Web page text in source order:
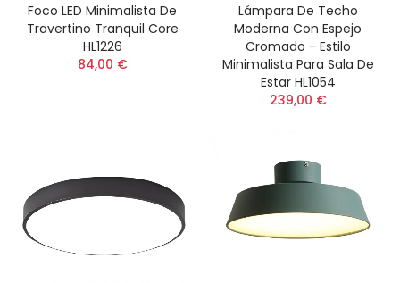
Foco LED Minimalista De
Travertino Tranquil Core
HL1226
84,00 €
Lámpara De Techo
Moderna Con Espejo
Cromado - Estilo
Minimalista Para Sala De
Estar HL1054
239,00 €